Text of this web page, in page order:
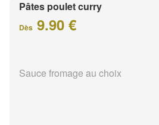
Pâtes poulet curry
Dès 9.90 €
Sauce fromage au choix